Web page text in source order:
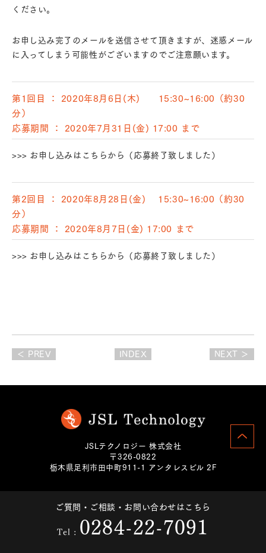
ください。
お申し込み完了のメールを送信させて頂きますが、迷惑メール
に入ってしまう可能性がございますのでご注意願います。
第1回目 ： 2020年8月6日(木) 15:30~16:00（約30
分）
応募期間 ： 2020年7月31日(金) 17:00 まで
>>> お申し込みはこちらから（応募終了致しました）
第2回目 ： 2020年8月28日(金) 15:30~16:00（約30
分）
応募期間 ： 2020年8月7日(金) 17:00 まで
>>> お申し込みはこちらから（応募終了致しました）
＜ PREV INDEX NEXT ＞
JSLテクノロジー 株式会社
〒326-0822
栃木県足利市田中町911-1 アンタレスビル 2F
ご質問・ご相談・お問い合わせはこちら
Tel : 0284-22-7091